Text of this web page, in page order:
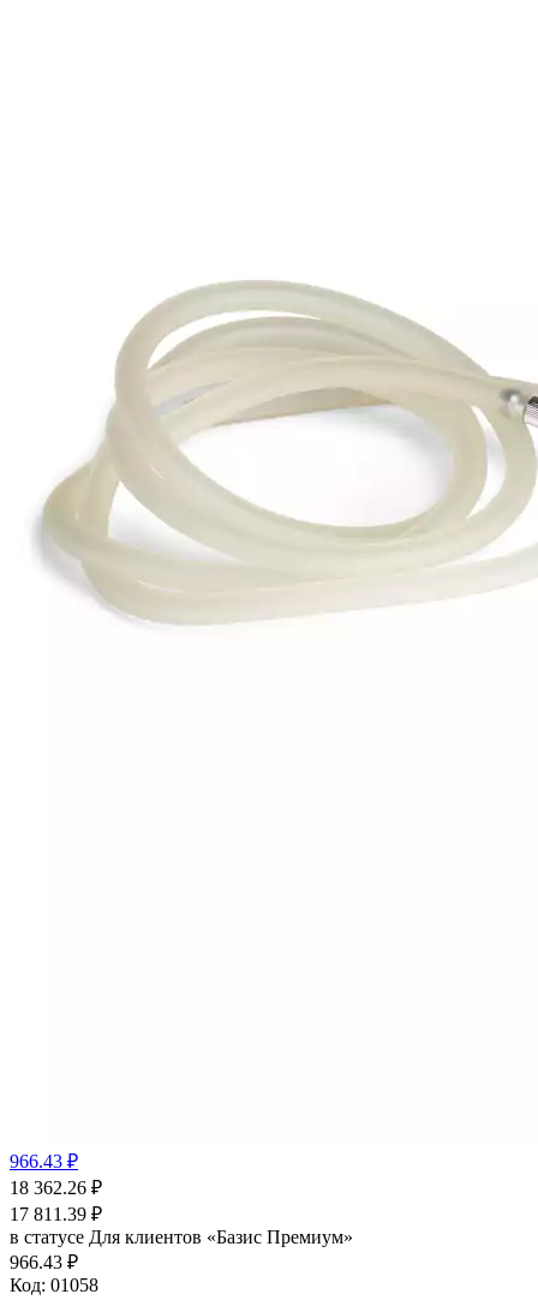
966.43 ₽
18 362.26 ₽
17 811.39 ₽
в статусе Для клиентов «Базис Премиум»
966.43 ₽
Код: 01058